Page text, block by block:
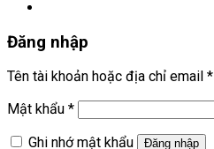
Đăng nhập
Tên tài khoản hoặc địa chỉ email *
Mật khẩu *
Ghi nhớ mật khẩu
Đăng nhập